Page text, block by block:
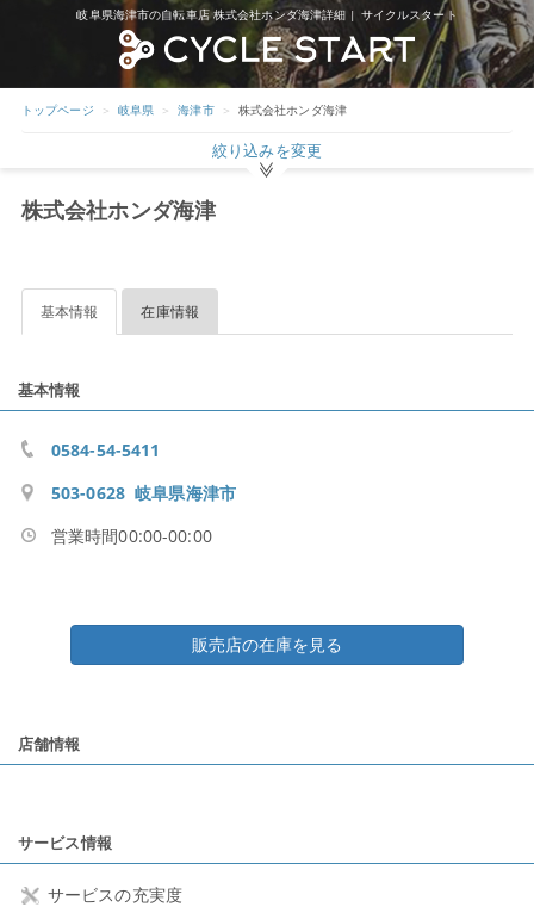
岐阜県海津市の自転車店 株式会社ホンダ海津詳細 | サイクルスタート
トップページ 岐阜県 海津市 株式会社ホンダ海津
絞り込みを変更
株式会社ホンダ海津
基本情報 在庫情報
基本情報
0584-54-5411
503-0628 岐阜県海津市
営業時間00:00-00:00
販売店の在庫を見る
店舗情報
サービス情報
サービスの充実度